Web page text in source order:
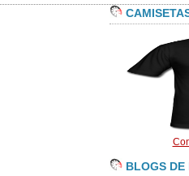
BLOGS DE